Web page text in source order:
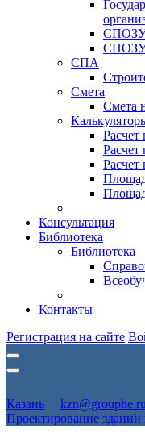
СПОЗУ
СПА
Смета
Смета
Расчет
Расчет
Расчет
Консультация
Библиотека
Библиотека
Контакты
Регистрация на сайте
Казань kzn@grouphe.ru
Проектирование